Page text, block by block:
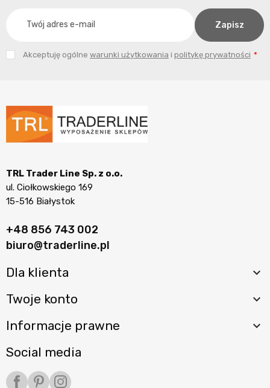
Akceptuję ogólne warunki użytkowania i politykę prywatności
TRL Trader Line Sp. z o.o.
ul. Ciołkowskiego 169
15-516 Białystok
+48 856 743 002
biuro@traderline.pl
Dla klienta 
Twoje konto 
Informacje prawne 
Social media